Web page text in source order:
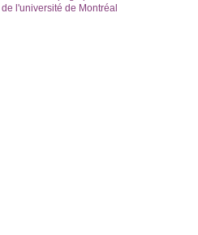
de l'université de Montréal